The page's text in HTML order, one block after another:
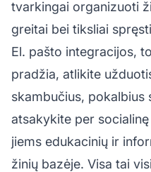
tvarkingai organizuoti
greitai bei tiksliai
El. pašto integracijos,
pradžia, atlikite
skambučius, pokalbius
atsakykite per
jiems edukacinių ir
žinių bazėje. Visa tai